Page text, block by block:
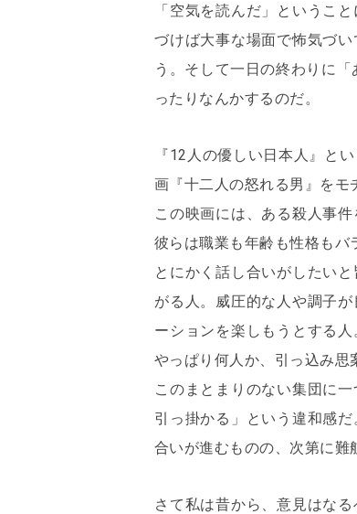
「空気を読んだ」というこ
づけば大事な場面で怖気づ
う。そして一日の終わりに
ったりなんかするのだ。
『12人の優しい日本人』と
画『十二人の怒れる男』をモ
この映画には、ある殺人事
彼らは職業も年齢も性格もバ
とにかく話し合いがしたい
がる人。威圧的な人や調子
ーションを楽しもうとする
やっぱり何人か、引っ込み思
このまとまりのない集団に
引っ掛かる」という違和感
合いが進むものの、次第に難
さて私は昔から、意見はな